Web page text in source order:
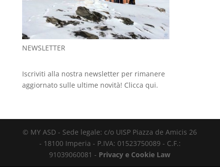
NEWSLETTER
Iscriviti alla nostra newsletter per rimanere
aggiornato sulle ultime novità! Clicca qui.
© MY ASD - Sede legale: c/o UISP Piazza de Amicis 26
- 18100 Imperia - P.IVA: 01523750089 - C.F.:
91039060081 - Privacy e Cookie Law